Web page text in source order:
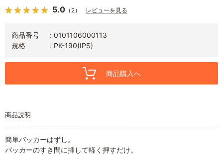
5.0 （2） レビューを見る
商品番号
0101106000113
規格
PK-190(IPS)
商品購入へ
商品説明
簡単パッカーはずし。
パッカーのすき間に挿して軽く押すだけ。